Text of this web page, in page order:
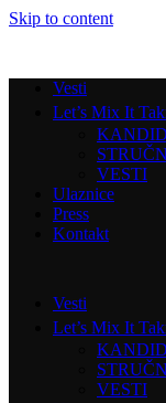
Skip to content
Vesti
Let’s Mix It
VESTI
Ulaznice
Press
Kontakt
Vesti
Let’s Mix It
VESTI